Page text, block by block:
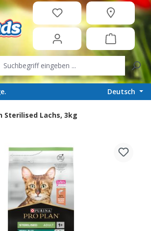
Deutsch
Sterilised Lachs, 3kg